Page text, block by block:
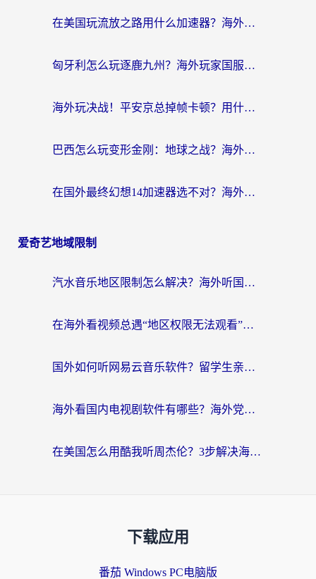
在美国玩流放之路用什么加速器？海外党国服游戏不卡顿的终极攻略
匈牙利怎么玩逐鹿九州？海外玩家国服游戏加速器终极指南（附永劫无间荣耀新三国解决方案）
海外玩决战！平安京总掉帧卡顿？用什么加速器比较好？实测指南来了
巴西怎么玩变形金刚：地球之战？海外玩家国服游戏加速终极指南（附新诛仙延迟密室逃脱18解决办法）
在国外最终幻想14加速器选不对？海外玩家的国服游戏加速避坑指南
爱奇艺地域限制
汽水音乐地区限制怎么解决？海外听国内音乐的实用指南来了
在海外看视频总遇“地区权限无法观看”？这篇攻略帮你轻松解锁国内影视动漫
国外如何听网易云音乐软件？留学生亲测有效的回国加速方案
海外看国内电视剧软件有哪些？海外党专属追剧指南来了
在美国怎么用酷我听周杰伦？3步解决海外听歌地域限制，附QQ音乐网易云通用技巧
下载应用
番茄 Windows PC电脑版